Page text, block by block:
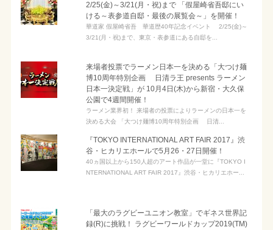
2/25(金)～3/21(月・祝)まで 「假屋崎省吾邸にい
ける～表参道自邸・最後の展覧会～」を開催！
華道家 假屋崎省吾 華道歴40年記念イベント 2/25(金)～
3/21(月・祝)まで、東京・表参道にある自邸を...
来場者投票でラーメン日本一を決める「大つけ麺
博10周年特別企画 日清ラ王 presents ラーメン
日本一決定戦」が 10月4日(木)から新宿・大久保
公園で4週間開催！
ラーメン業界初！ 来場者の投票によりラーメンの日本一を
決める大会 「大つけ麺博10周年特別企画 日清...
『TOKYO INTERNATIONAL ART FAIR 2017』渋
谷・ヒカリエホールで5月26・27日開催！
40ヵ国以上から150人超のアート作品が一堂に『TOKYO I
NTERNATIONAL ART FAIR 2017』渋谷・ヒカリエホー...
「最大のラグビーユニオン教室」でギネス世界記
録(R)に挑戦！ ラグビーワールドカップ2019(TM)